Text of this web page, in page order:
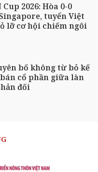
Cup 2026: Hòa 0-0
tuyển Việt
lỡ cơ hội chiếm ngôi
bố không từ bỏ kế
cổ phần giữa làn
đối